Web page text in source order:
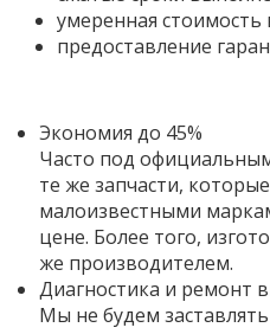
умеренная стоимость
предоставление
Экономия до 45%
Часто под
те же запчасти,
малоизвестными
цене. Более того,
же производителем.
Диагностика и ремонт
Мы не будем